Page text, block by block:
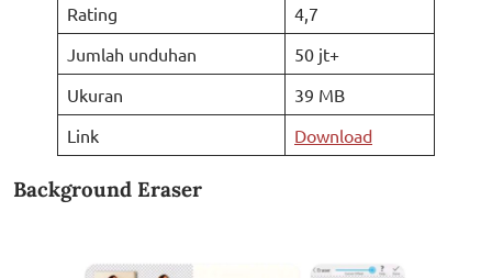
Rating
4,7
Jumlah unduhan
50 jt+
Ukuran
39 MB
Link
Download
Background Eraser